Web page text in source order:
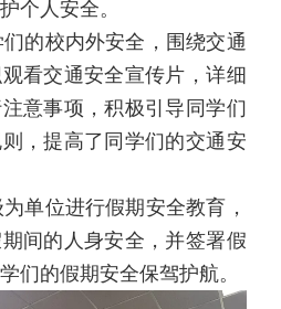
个人安全。
的校内外安全，围绕交通
看交通安全宣传片，详细
意事项，积极引导同学们
，提高了同学们的交通安
单位进行假期安全教育，
间的人身安全，并签署假
们的假期安全保驾护航。